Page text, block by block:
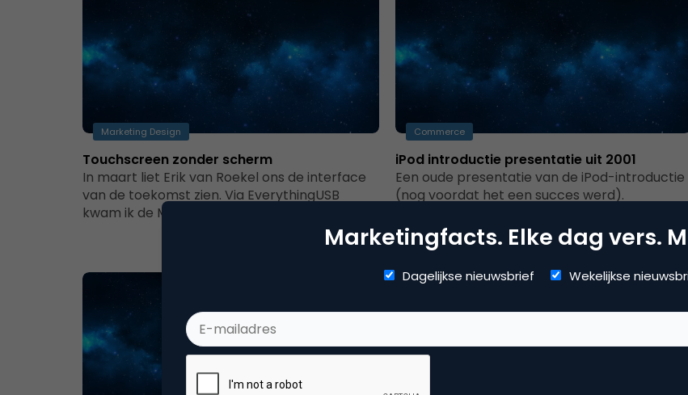
Marketing Design
Touchscreen zonder scherm
In maart liet Erik van Roekel ons de interface
van de toekomst zien. Via EverythingUSB
kwam ik de M2 tegen.…
Commerce
iPod introductie presentatie uit 2001
Een oude presentatie van de iPod-introductie
(nog voordat het een succes werd).
Marketingfacts. Elke dag vers.
Dagelijkse nieuwsbrief Wekelijkse